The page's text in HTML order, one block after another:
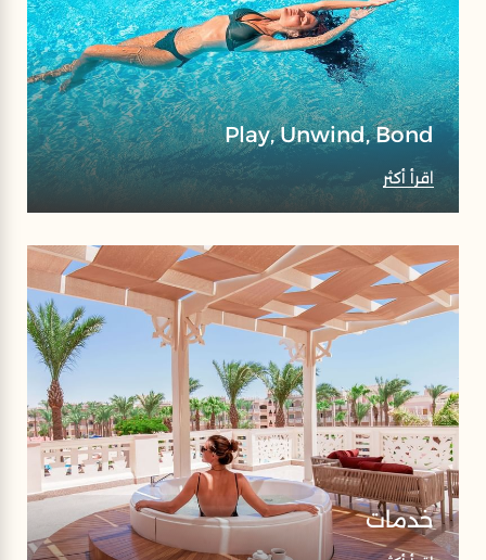
Play, Unwind, Bond
اقرأ أكثر
خدمات